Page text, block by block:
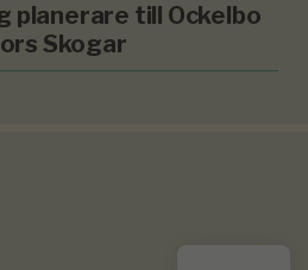
planerare till Ockelbo
Skogar